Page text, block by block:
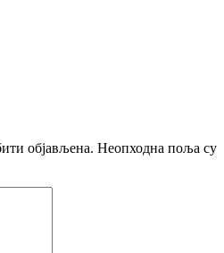
објављена. Неопходна поља су